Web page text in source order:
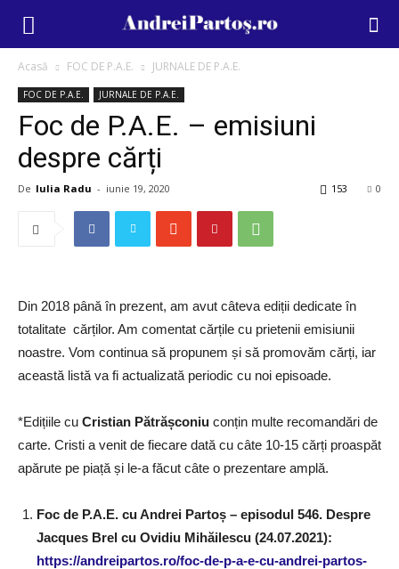
Acasă FOC DE P.A.E. JURNALE DE P.A.E.
FOC DE P.A.E. JURNALE DE P.A.E.
Foc de P.A.E. – emisiuni
despre cărți
De Iulia Radu - iunie 19, 2020 0
153
Din 2018 până în prezent, am avut câteva ediții dedicate în
totalitate cărților. Am comentat cărțile cu prietenii emisiunii
noastre. Vom continua să propunem și să promovăm cărți, iar
această listă va fi actualizată periodic cu noi episoade.
*Edițiile cu Cristian Pătrășconiu conțin multe recomandări de
carte. Cristi a venit de fiecare dată cu câte 10-15 cărți proaspăt
apărute pe piață și le-a făcut câte o prezentare amplă.
Foc de P.A.E. cu Andrei Partoș – episodul 546. Despre
Jacques Brel cu Ovidiu Mihăilescu (24.07.2021):
https://andreipartos.ro/foc-de-p-a-e-cu-andrei-partos-